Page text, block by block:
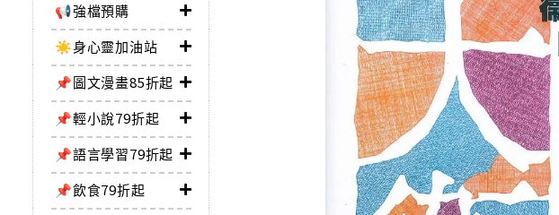
📢強檔預購
☀️身心靈加油站
📌圖文漫畫85折起
📌輕小說79折起
📌語言學習79折起
📌飲食79折起